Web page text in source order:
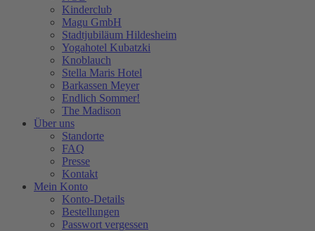
Kinderclub
Magu GmbH
Stadtjubiläum Hildesheim
Yogahotel Kubatzki
Knoblauch
Stella Maris Hotel
Barkassen Meyer
Endlich Sommer!
The Madison
Über uns
Standorte
FAQ
Presse
Kontakt
Mein Konto
Konto-Details
Bestellungen
Passwort vergessen